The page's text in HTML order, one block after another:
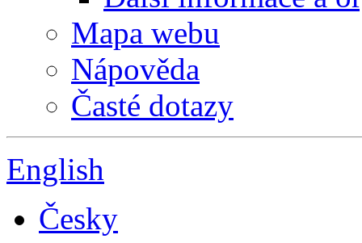
Mapa webu
Nápověda
Časté dotazy
English
Česky